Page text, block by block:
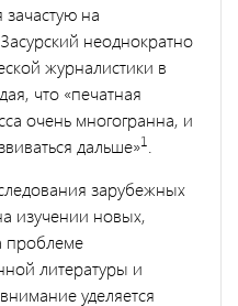
на
неоднократно
журналистики в
что «печатная
очень многогранна, и
дальше»1
зарубежных
изучении новых,
проблеме
литературы и
уделяется